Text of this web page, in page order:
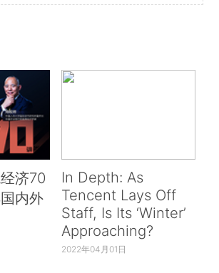
济70
内外
In Depth: As
Tencent Lays Off
Staff, Is Its ‘Winter’
Approaching?
2022年04月01日